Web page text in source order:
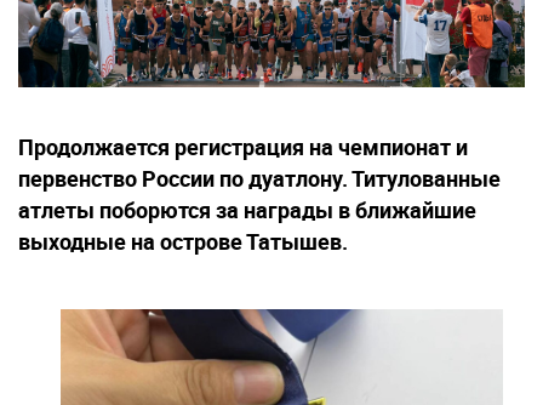
Продолжается регистрация на чемпионат и
первенство России по дуатлону. Титулованные
атлеты поборются за награды в ближайшие
выходные на острове Татышев.